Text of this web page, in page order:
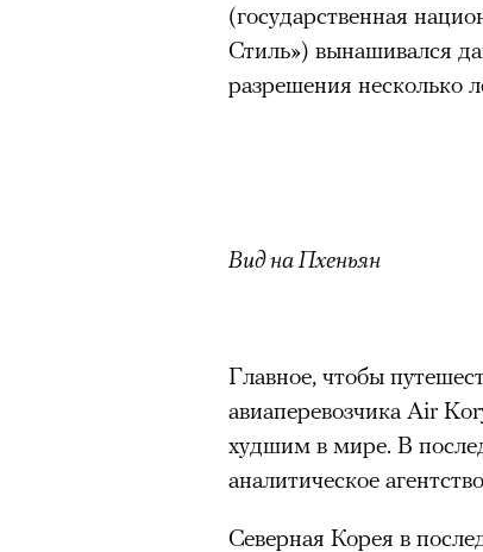
(государственная
Стиль») вынашивался
разрешения несколько
Вид на Пхеньян
Главное, чтобы
авиаперевозчика Air
худшим в мире. В
аналитическое
Северная Корея в